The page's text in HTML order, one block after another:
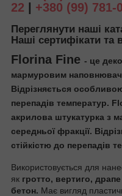
22
+380 (99) 781-
Переглянути наші
Наші сертифікати та
Florina Fine - це
мармуровим
Відрізняється
перепадів температур.
акрилова штукатурка з
середньої фракції.
стійкістю до перепадів
Використовується для
як гротто, вертиго,
бетон. Має вигляд